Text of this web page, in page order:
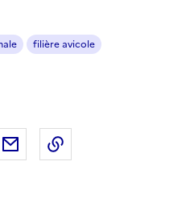
filière avicole
Twittersur LinkedIn
Partager par email